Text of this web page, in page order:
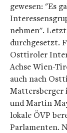
gewesen: "Es
nehmen".
durchgesetzt.
Osttiroler
Achse Wien-
auch nach
Mattersberger
und Martin
lokale ÖVP
Parlamenten.